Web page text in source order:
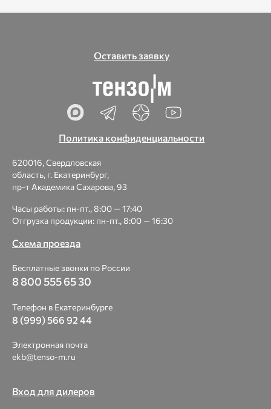
Оставить заявку
Политика конфиденциальности
620016, Свердловская
область, г. Екатеринбург,
пр-т Академика Сахарова, 93
Часы работы: пн-пт., 8:00 — 17:40
Отгрузка продукции: пн-пт., 8:00 — 16:30
Схема проезда
Бесплатные звонки по России
8 800 555 65 30
Телефон в Екатеринбурге
8 (999) 566 92 44
Электронная почта
ekb@tenso-m.ru
Вход для дилеров